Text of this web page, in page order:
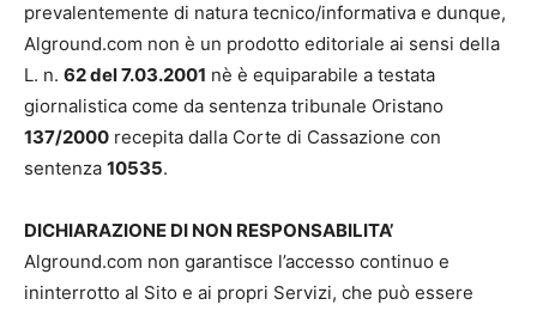
prevalentemente di natura tecnico/informativa e dunque,
Alground.com non è un prodotto editoriale ai sensi della
L. n. 62 del 7.03.2001 nè è equiparabile a testata
giornalistica come da sentenza tribunale Oristano
137/2000 recepita dalla Corte di Cassazione con
sentenza 10535.
DICHIARAZIONE DI NON RESPONSABILITA’
Alground.com non garantisce l’accesso continuo e
ininterrotto al Sito e ai propri Servizi, che può essere